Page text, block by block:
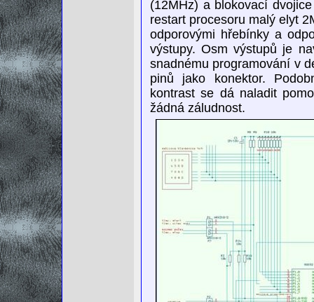
(12MHz) a blokovací
restart procesoru malý elyt
odporovými hřebínky a
výstupy. Osm výstupů je
snadnému programování v
pinů jako konektor.
kontrast se dá naladit
žádná záludnost.